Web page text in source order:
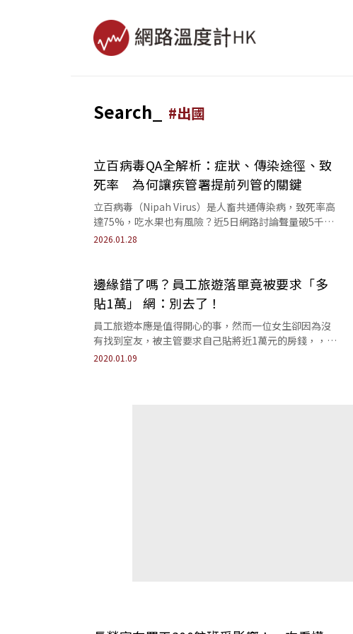
Search_ #出國
立百病毒QA全解析：症狀、傳染途徑、致
死率 為何讓疾管署提前列管的關鍵
立百病毒（Nipah Virus）是人畜共通傳染病，致死率高
達75%，吃水果也有風險？近5日網路討論聲量破5千
筆。
2026.01.28
邊緣錯了嗎？員工旅遊落單竟被要求「多
貼1萬」 網：別去了！
員工旅遊本應是值得開心的事，然而一位女生卻因為沒
有找到室友，被主管要求自己貼將近1萬元的房錢，，讓
她感到相當無奈，並在PTT發文向廣大的網友徵詢意
2020.01.09